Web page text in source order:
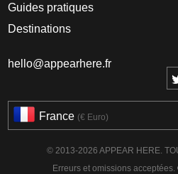
Guides pratiques
Destinations
hello@appearhere.fr
France (€ Euro)
© 2013-2026 APPEAR HERE.
Erreurs et omissions acceptées.